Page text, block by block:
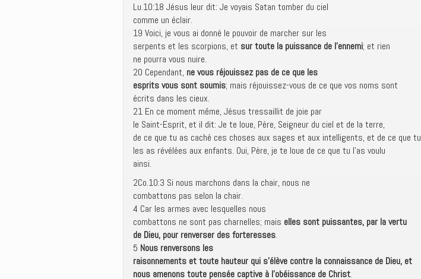
Lu.10:18 Jésus leur dit: Je voyais Satan tomber du ciel
comme un éclair.
19 Voici, je vous ai donné le pouvoir de marcher sur les
serpents et les scorpions, et sur toute la puissance de l’ennemi; et rien
ne pourra vous nuire.
20 Cependant, ne vous réjouissez pas de ce que les
esprits vous sont soumis; mais réjouissez-vous de ce que vos noms sont
écrits dans les cieux.
21 En ce moment même, Jésus tressaillit de joie par
le Saint-Esprit, et il dit: Je te loue, Père, Seigneur du ciel et de la terre,
de ce que tu as caché ces choses aux sages et aux intelligents, et de ce que tu
les as révélées aux enfants. Oui, Père, je te loue de ce que tu l’as voulu
ainsi.
2Co.10:3 Si nous marchons dans la chair, nous ne
combattons pas selon la chair.
4 Car les armes avec lesquelles nous
combattons ne sont pas charnelles; mais elles sont puissantes, par la vertu
de Dieu, pour renverser des forteresses.
5 Nous renversons les
raisonnements et toute hauteur qui s’élève contre la connaissance de Dieu, et
nous amenons toute pensée captive à l’obéissance de Christ.